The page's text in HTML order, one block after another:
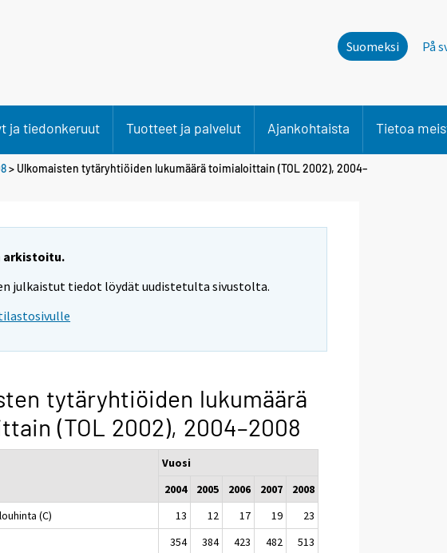
Suomeksi På
ja tiedonkeruut Tuotteet ja palvelut Ajankohtaista Tietoa
> Ulkomaisten tytäryhtiöiden lukumäärä toimialoittain (TOL 2002), 2004–
arkistoitu.
julkaistut tiedot löydät uudistetulta sivustolta.
tytäryhtiöiden lukumäärä
(TOL 2002), 2004–2008
Vuosi
2004
2005 2006 2007
2008
(C)
13 12 17 19
23
354 384 423 482
513